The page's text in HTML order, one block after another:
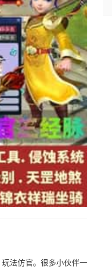
法仿官。很多小伙伴一